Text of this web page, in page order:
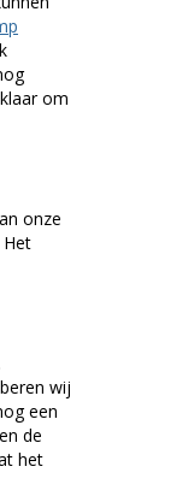
om
onze
wij
een
de
het